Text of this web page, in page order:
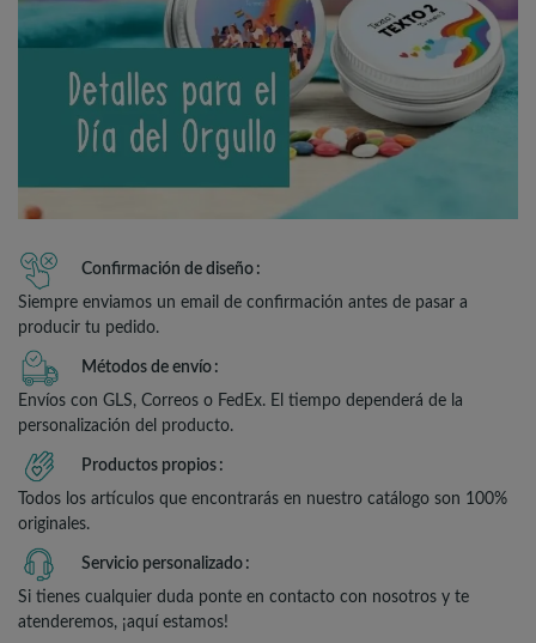
Confirmación de diseño
Siempre enviamos un email de confirmación antes de pasar a
producir tu pedido.
Métodos de envío
Envíos con GLS, Correos o FedEx. El tiempo dependerá de la
personalización del producto.
Productos propios
Todos los artículos que encontrarás en nuestro catálogo son 100%
originales.
Servicio personalizado
Si tienes cualquier duda ponte en contacto con nosotros y te
atenderemos, ¡aquí estamos!